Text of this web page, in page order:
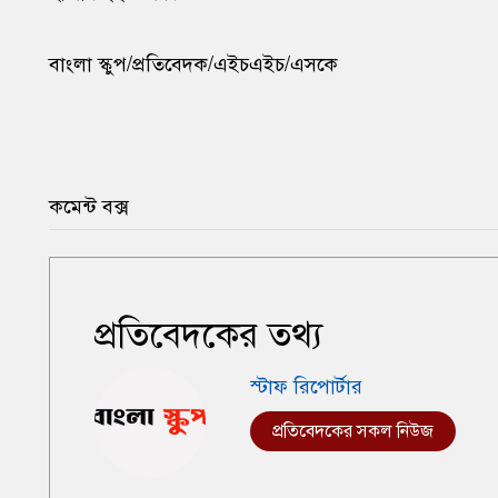
বাংলা স্কুপ/প্রতিবেদক/এইচএইচ/এসকে
কমেন্ট বক্স
প্রতিবেদকের তথ্য
স্টাফ রিপোর্টার
প্রতিবেদকের সকল নিউজ